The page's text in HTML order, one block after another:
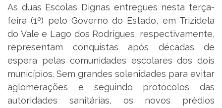
As duas Escolas Dignas entregues nesta terça-
feira (1º) pelo Governo do Estado, em Trizidela
do Vale e Lago dos Rodrigues, respectivamente,
representam conquistas após décadas de
espera pelas comunidades escolares dos dois
municípios. Sem grandes solenidades para evitar
aglomerações e seguindo protocolos das
autoridades sanitárias, os novos prédios